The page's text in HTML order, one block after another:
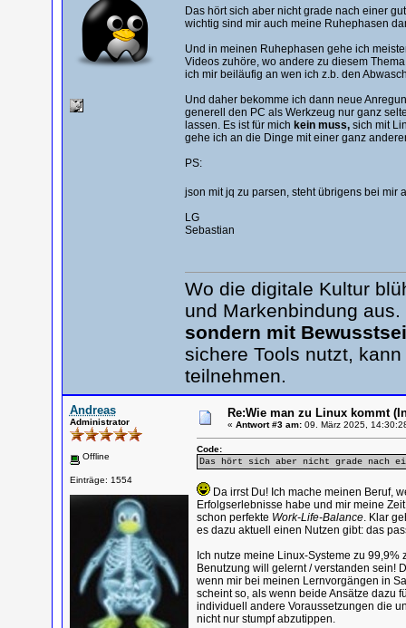
Das hört sich aber nicht grade nach einer
wichtig sind mir auch meine Ruhephasen
Und in meinen Ruhephasen gehe ich
Videos zuhöre, wo andere zu diesem
ich mir beiläufig an wen ich z.b. den
Und daher bekomme ich dann neue
generell den PC als Werkzeug nur ganz
lassen. Es ist für mich kein muss,sich mit
gehe ich an die Dinge mit einer ganz
PS:
json mit jq zu parsen, steht übrigens bei
LG
Sebastian
Wo die digitale Kultur
und Markenbindung aus.
sondern mit
sichere Tools nutzt,
teilnehmen.
Andreas
Administrator
Offline
Einträge: 1554
Re:Wie man zu Linux kommt
« Antwort #3 am:09. März 2025,
Code:
Das hört sich aber nicht grade nach
Da irrst Du! Ich mache meinen Beruf,
Erfolgserlebnisse habe und mir meine
schon perfekte Work-Life-Balance. Klar
es dazu aktuell einen Nutzen gibt: das
Ich nutze meine Linux-Systeme zu
Benutzung will gelernt / verstanden sein!
wenn mir bei meinen Lernvorgängen in
scheint so, als wenn beide Ansätze dazu
individuell andere Voraussetzungen die
nicht nur stumpf abzutippen.